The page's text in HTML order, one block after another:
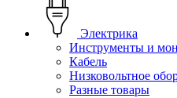
Электрика
Инструменты и
Кабель
Низковольтное
Разные товары